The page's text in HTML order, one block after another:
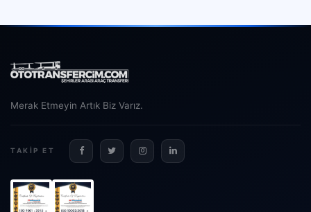
Merak Etmeyin Artık Biz Varız.
TAKIP ET